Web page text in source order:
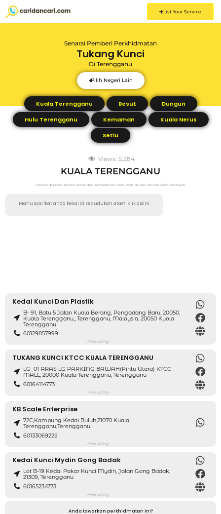
List Your Service
Senarai Pemberi Perkhidmatan
Tukang Kunci
Di Terengganu
Pilih Negeri Lain
Kuala Terengganu Besut
Dungun
Hulu Terengganu
Kemaman
Kuala Nerus
Setiu
Views: 5,284
KUALA TERENGGANU
Senarai disusun secara rawak dan sentiasa berubah kedudukan kecuali iklan berbayar.
Mahu syarikat anda kekal di kedudukan atas? Klik disini
Kedai Kunci Dan Plastik
B- 91, Batu 5 Jalan Kuala Berang, Pengadang Baru, 20050,
Kuala Terengganu,, Terengganu, Malaysia, 20050 Kuala
Terengganu
60129857999
Free listing
TUKANG KUNCI KTCC KUALA TERENGGANU
LG_01 ARAS LG PARKING BAWAH(pintu Utara) KTCC
MALL, 20000 Kuala Terengganu, Terengganu
60164114773
Free listing
KB Scale Enterprise
72C,Kampung Kedai Buluh,21070 Kuala
Terengganu,Terengganu.
60133069225
Free listing
Kedai Kunci Mydin Gong Badak
Lot B-19 Kedai Pakar Kunci Mydin, Jalan Gong Badak,
21309, Terengganu
60165234773
Free listing
Anda tawarkan perkhidmatan ini?